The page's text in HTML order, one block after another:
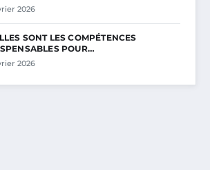
2026
SONT LES COMPÉTENCES
POUR…
2026